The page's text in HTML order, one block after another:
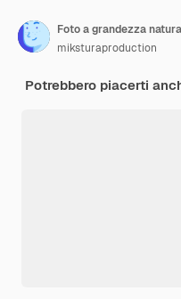
miksturaproduction
Potrebbero piacerti